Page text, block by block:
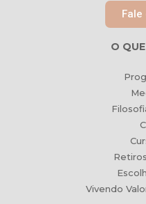
O
Vivendo